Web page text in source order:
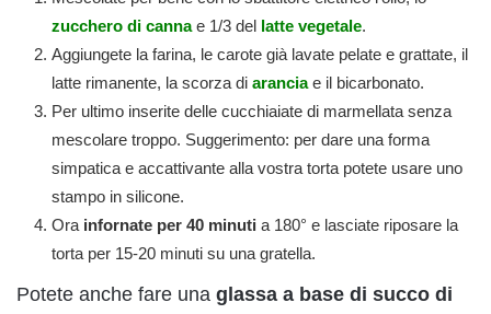
zucchero di cannae 1/3 del latte vegetale.
Aggiungete la farina, le carote già lavate pelate e grattate, il
latte rimanente, la scorza di aranciae il bicarbonato.
Per ultimo inserite delle cucchiaiate di marmellata senza
mescolare troppo. Suggerimento: per dare una forma
simpatica e accattivante alla vostra torta potete usare uno
stampo in silicone.
Ora infornate per 40 minuti a 180° e lasciate riposare la
torta per 15-20 minuti su una gratella.
Potete anche fare una glassa a base di succo di